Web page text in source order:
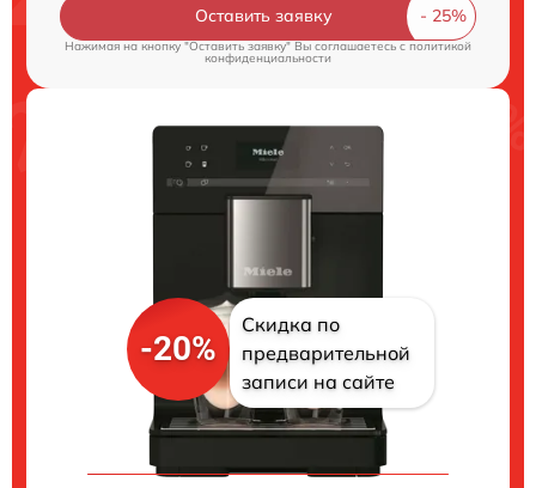
Оставить заявку
Нажимая на кнопку "Оставить заявку" Вы соглашаетесь cполитикой
конфиденциальности
-20%
Скидка по
предварительной
записи на сайте